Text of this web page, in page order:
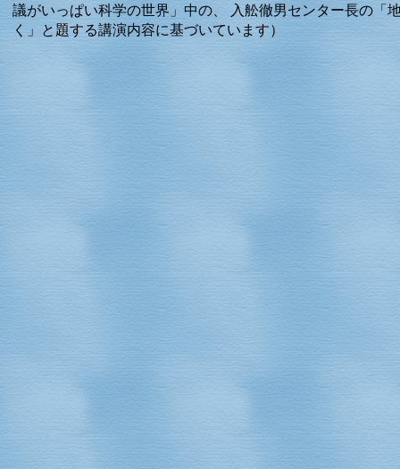
議がいっぱい科学の世界」中の、 入舩徹男センター長の「
く」と題する講演内容に基づいています）